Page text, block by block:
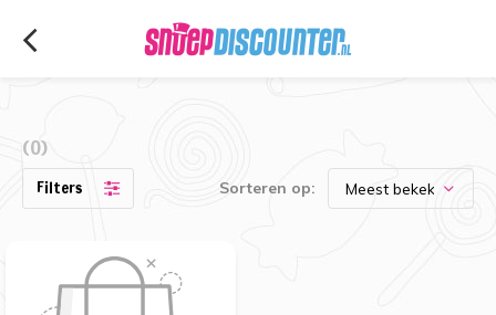
(0)
Filters Sorteren op: